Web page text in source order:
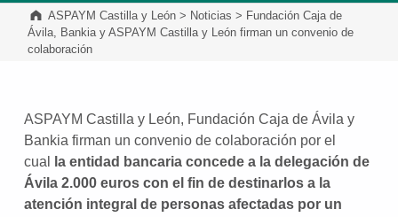
ASPAYM Castilla y León> Noticias > Fundación Caja de
Ávila, Bankia y ASPAYM Castilla y León firman un convenio de
colaboración
ASPAYM Castilla y León, Fundación Caja de Ávila y
Bankia firman un convenio de colaboración por el
cual
la entidad bancaria concede a la delegación de
Ávila 2.000 euros con el fin de destinarlos a la
atención integral de personas afectadas por un